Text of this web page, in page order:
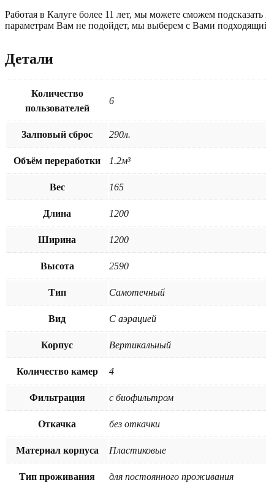
Работая в Калуге более 11 лет, мы можете сможем
параметрам Вам не подойдет, мы выберем с Вами
Детали
Количество
пользователей
6
Залповый сброс 290л.
Объём переработки 1.2м³
Вес 165
Длина 1200
Ширина 1200
Высота 2590
Тип Самотечный
Вид С аэрацией
Корпус Вертикальный
Количество камер 4
Фильтрация с биофильтром
Откачка без откачки
Материал корпуса Пластиковые
Тип проживания для постоянного проживания